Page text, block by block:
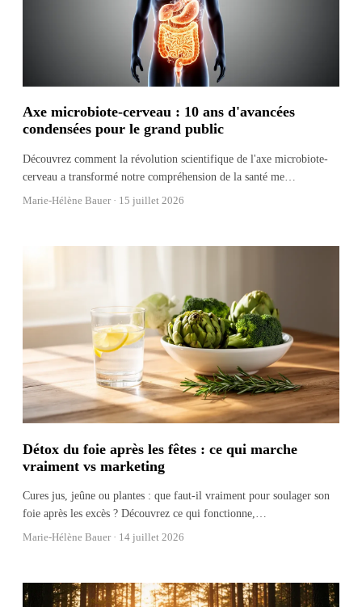
Axe microbiote-cerveau : 10 ans d'avancées
condensées pour le grand public
Découvrez comment la révolution scientifique de l'axe microbiote-
cerveau a transformé notre compréhension de la santé me
Marie-Hélène Bauer · 15 juillet 2026
Détox du foie après les fêtes : ce qui marche
vraiment vs marketing
Cures jus, jeûne ou plantes : que faut-il vraiment pour soulager son
foie après les excès ? Découvrez ce qui fonctionne,…
Marie-Hélène Bauer · 14 juillet 2026